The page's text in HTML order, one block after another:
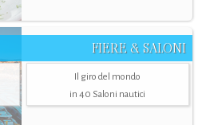
FIERE & SALONI
Il giro del mondo
in 40 Saloni nautici